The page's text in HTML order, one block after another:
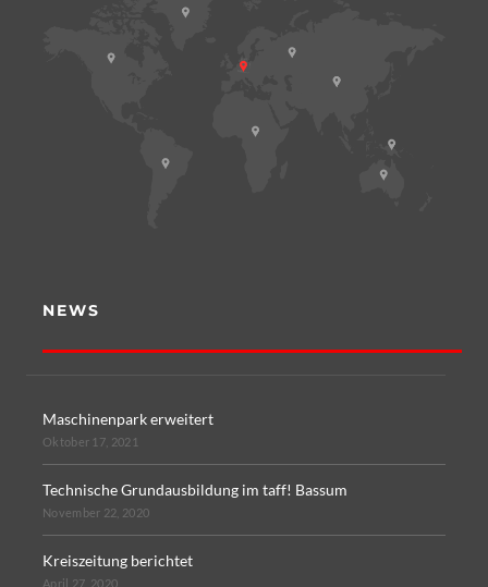
NEWS
Maschinenpark erweitert
Oktober 17, 2021
Technische Grundausbildung im taff! Bassum
November 22, 2020
Kreiszeitung berichtet
April 27, 2020